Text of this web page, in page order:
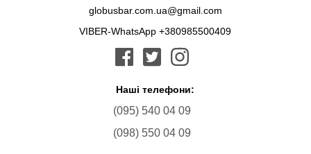
globusbar.com.ua@gmail.com
VIBER-WhatsApp +380985500409
Наші телефони:
(095) 540 04 09
(098) 550 04 09